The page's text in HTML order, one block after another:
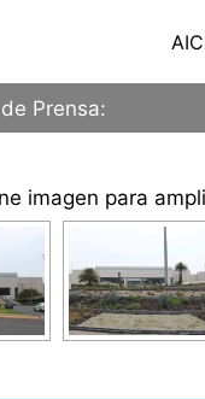
Prensa:
imagen para